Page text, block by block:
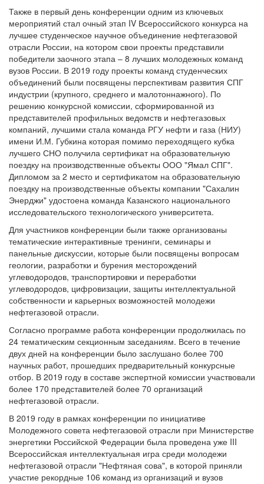
Также в первый день конференции одним из ключевых
мероприятий стал очный этап IV Всероссийского конкурса на
лучшее студенческое научное объединение нефтегазовой
отрасли России, на котором свои проекты представили
победители заочного этапа – 8 лучших молодежных команд
вузов России. В 2019 году проекты команд студенческих
объединений были посвящены перспективам развития СПГ
индустрии (крупного, среднего и малотоннажного). По
решению конкурсной комиссии, сформированной из
представителей профильных ведомств и нефтегазовых
компаний, лучшими стала команда РГУ нефти и газа (НИУ)
имени И.М. Губкина которая помимо переходящего кубка
лучшего СНО получила сертификат на образовательную
поездку на производственные объекты ООО "Ямал СПГ".
Дипломом за 2 место и сертификатом на образовательную
поездку на производственные объекты компании "Сахалин
Энерджи" удостоена команда Казанского национального
исследовательского технологического университета.
Для участников конференции были также организованы
тематические интерактивные тренинги, семинары и
панельные дискуссии, которые были посвящены вопросам
геологии, разработки и бурения месторождений
углеводородов, транспортировки и переработки
углеводородов, цифровизации, защиты интеллектуальной
собственности и карьерных возможностей молодежи
нефтегазовой отрасли.
Согласно программе работа конференции продолжилась по
24 тематическим секционным заседаниям. Всего в течение
двух дней на конференции было заслушано более 700
научных работ, прошедших предварительный конкурсные
отбор. В 2019 году в составе экспертной комиссии участвовали
более 170 представителей более 70 организаций
нефтегазовой отрасли.
В 2019 году в рамках конференции по инициативе
Молодежного совета нефтегазовой отрасли при Министерстве
энергетики Российской Федерации была проведена уже III
Всероссийская интеллектуальная игра среди молодежи
нефтегазовой отрасли "Нефтяная сова", в которой приняли
участие рекордные 106 команд из организаций и вузов